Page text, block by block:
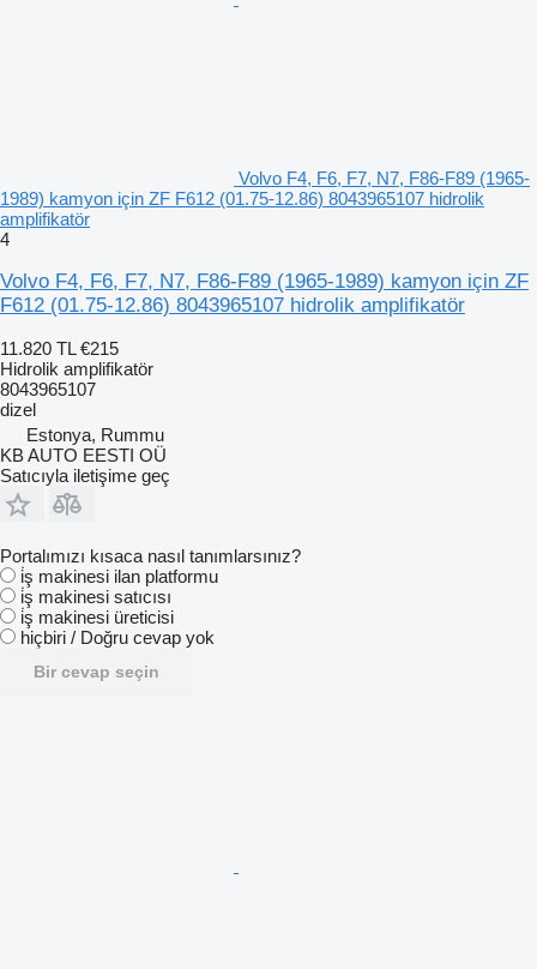
Volvo F4, F6, F7, N7, F86-F89 (1965-
1989) kamyon için ZF F612 (01.75-12.86) 8043965107 hidrolik
amplifikatör
4
Volvo F4, F6, F7, N7, F86-F89 (1965-1989) kamyon için ZF
F612 (01.75-12.86) 8043965107 hidrolik amplifikatör
11.820 TL €215
Hidrolik amplifikatör
8043965107
dizel
Estonya, Rummu
KB AUTO EESTI OÜ
Satıcıyla iletişime geç
Portalımızı kısaca nasıl tanımlarsınız?
i̇ş makinesi ilan platformu
i̇ş makinesi satıcısı
i̇ş makinesi üreticisi
hiçbiri / Doğru cevap yok
Bir cevap seçin